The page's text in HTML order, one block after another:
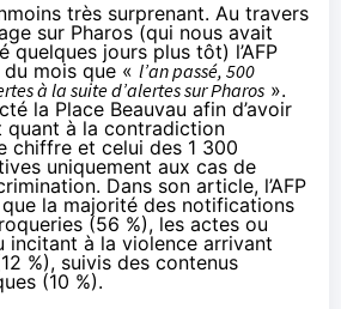
très surprenant. Au travers
sur Pharos(qui nous avait
quelques jours plus tôt) l’AFP
mois que « l’an passé, 500
à la suite d’alertes surPharos ».
la Place Beauvau afin d’avoir
quant à la contradiction
chiffre et celui des 1 300
uniquement aux cas de
Dans son article, l’AFP
que la majorité des notifications
(56 %), les actes ou
incitant à la violence arrivant
%), suivis des contenus
(10 %).